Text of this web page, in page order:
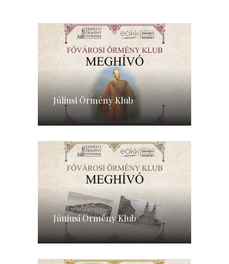
Júliusi Örmény Klub
Júniusi Örmény Klub